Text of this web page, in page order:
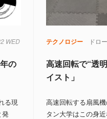
WED
の
る現
発
テクノロジー ドロ
高速回転で“透
イスト」
高速回転する扇風
タン大学はこの身